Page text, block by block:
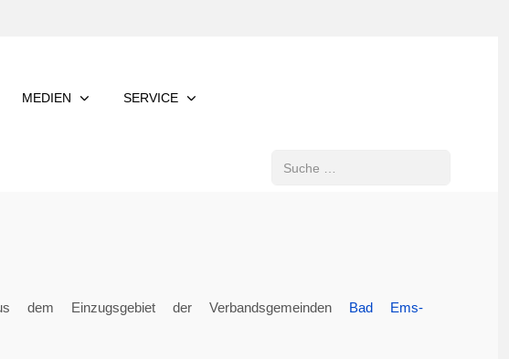
MEDIEN SERVICE
Suchen
Einzugsgebiet der Verbandsgemeinden Bad Ems-